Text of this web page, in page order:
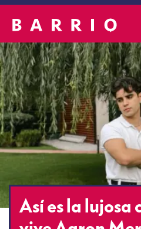
Así es la lujosa